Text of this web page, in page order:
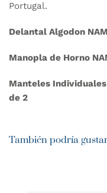
Portugal.
Delantal Algodon
Manopla de Horno
Manteles Individuales
de 2
También podría